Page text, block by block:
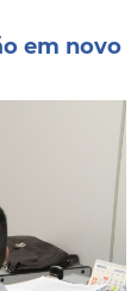
em novo